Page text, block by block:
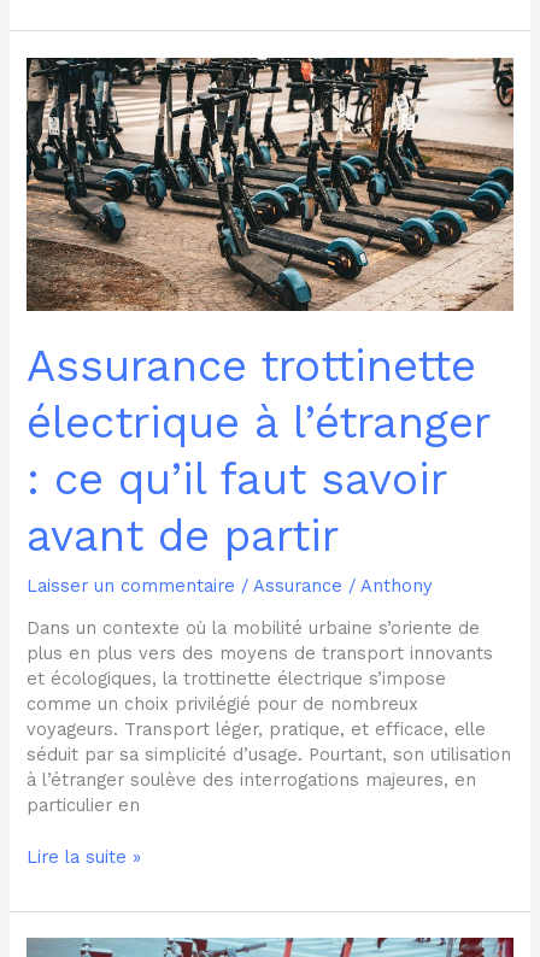
Assurance trottinette
électrique à l’étranger
: ce qu’il faut savoir
avant de partir
Laisser un commentaire / Assurance / Anthony
Dans un contexte où la mobilité urbaine s’oriente de
plus en plus vers des moyens de transport innovants
et écologiques, la trottinette électrique s’impose
comme un choix privilégié pour de nombreux
voyageurs. Transport léger, pratique, et efficace, elle
séduit par sa simplicité d’usage. Pourtant, son utilisation
à l’étranger soulève des interrogations majeures, en
particulier en
Assurance
trottinette
électrique
à
l’étranger
:
ce
qu’il
faut
savoir
de
partir
Lire la suite »